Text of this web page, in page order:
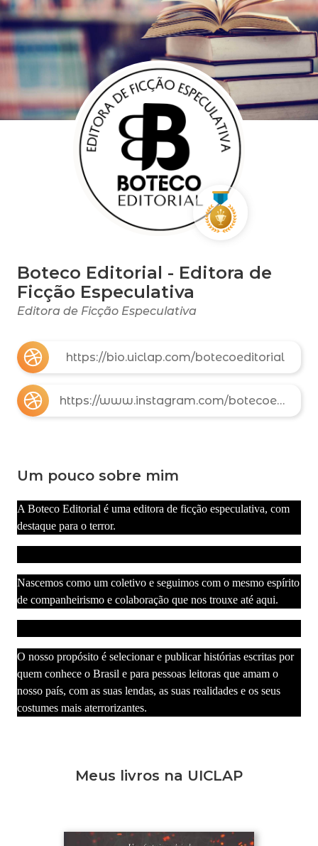
Boteco Editorial - Editora de
Ficção Especulativa
Editora de Ficção Especulativa
https://bio.uiclap.com/botecoeditorial
https://www.instagram.com/botecoeditorial
Um pouco sobre mim
A Boteco Editorial é uma editora de ficção especulativa, com
destaque para o terror.
Nascemos como um coletivo e seguimos com o mesmo espírito
de companheirismo e colaboração que nos trouxe até aqui.
O nosso propósito é selecionar e publicar histórias escritas por
quem conhece o Brasil e para pessoas leitoras que amam o
nosso país, com as suas lendas, as suas realidades e os seus
costumes mais aterrorizantes.
Meus livros na UICLAP